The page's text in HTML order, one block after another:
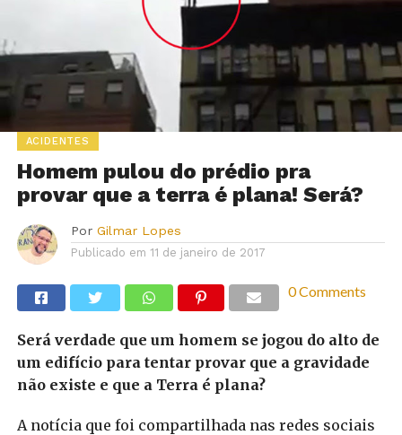
ACIDENTES
Homem pulou do prédio pra
provar que a terra é plana! Será?
Por Gilmar Lopes
Publicado em 11 de janeiro de 2017
0 Comments
Será verdade que um homem se jogou do alto de
um edifício para tentar provar que a gravidade
não existe e que a Terra é plana?
A notícia que foi compartilhada nas redes sociais